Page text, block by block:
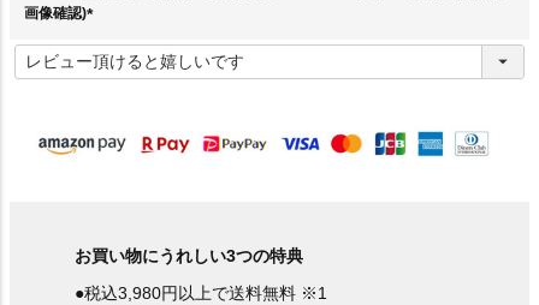
画像確認)
必
須
お買い物にうれしい3つの特典
●税込3,980円以上で送料無料 ※1